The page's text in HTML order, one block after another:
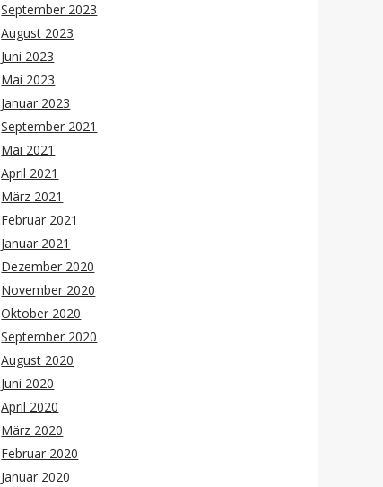
September 2023
August 2023
Juni 2023
Mai 2023
Januar 2023
September 2021
Mai 2021
April 2021
März 2021
Februar 2021
Januar 2021
Dezember 2020
November 2020
Oktober 2020
September 2020
August 2020
Juni 2020
April 2020
März 2020
Februar 2020
Januar 2020